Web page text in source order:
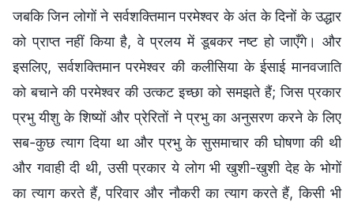
जबकि जिन लोगों ने सर्वशक्तिमान परमेश्वर के अंत के दिनों के उद्धार
को प्राप्त नहीं किया है, वे प्रलय में डूबकर नष्ट हो जाएँगे। और
इसलिए, सर्वशक्तिमान परमेश्वर की कलीसिया के ईसाई मानवजाति
को बचाने की परमेश्वर की उत्कट इच्छा को समझते हैं; जिस प्रकार
प्रभु यीशु के शिष्यों और प्रेरितों ने प्रभु का अनुसरण करने के लिए
सब-कुछ त्याग दिया था और प्रभु के सुसमाचार की घोषणा की थी
और गवाही दी थी, उसी प्रकार ये लोग भी खुशी-खुशी देह के भोगों
का त्याग करते हैं, परिवार और नौकरी का त्याग करते हैं, किसी भी